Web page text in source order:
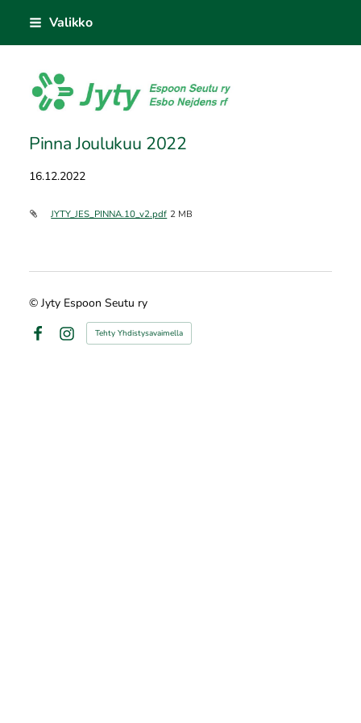
sisältöön
Valikko
Jyty Espoon Seutu ry
Pinna Joulukuu 2022
16.12.2022
JYTY_JES_PINNA.10_v2.pdf 2 MB
© Jyty Espoon Seutu ry
FacebookInstagram
Tehty Yhdistysavaimella